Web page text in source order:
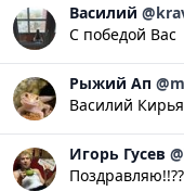
Василий
С победой Вас
Рыжий Ап
Василий
Игорь Гусев